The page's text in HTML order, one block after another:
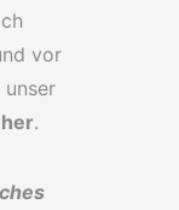
vor
unser
.